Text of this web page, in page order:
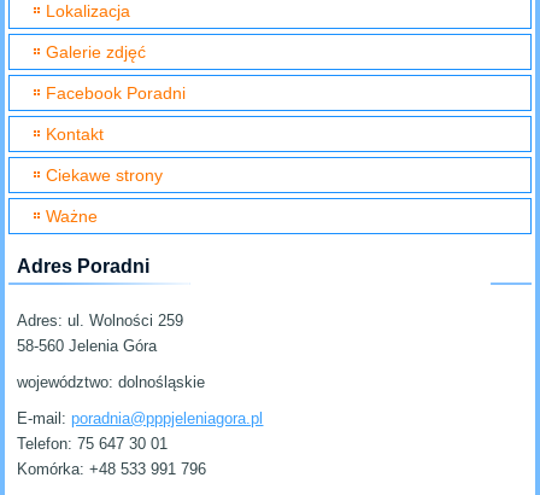
Lokalizacja
Galerie zdjęć
Facebook Poradni
Kontakt
Ciekawe strony
Ważne
Adres Poradni
Adres:ul. Wolności 259
58-560 Jelenia Góra
województwo: dolnośląskie
E-mail:poradnia@pppjeleniagora.pl
Telefon:75 647 30 01
Komórka:+48 533 991 796